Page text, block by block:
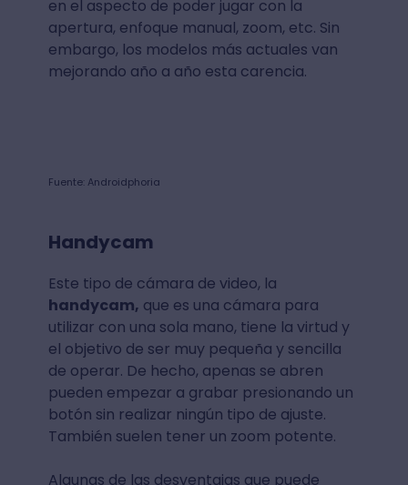
en el aspecto de poder jugar con la
apertura, enfoque manual, zoom, etc. Sin
embargo, los modelos más actuales van
mejorando año a año esta carencia.
Handycam
Este tipo de cámara de video, la